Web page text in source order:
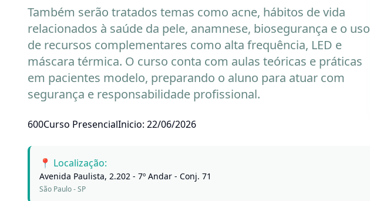
Também serão tratados temas como acne, hábitos de vida
relacionados à saúde da pele, anamnese, biosegurança e o uso
de recursos complementares como alta frequência, LED e
máscara térmica. O curso conta com aulas teóricas e práticas
em pacientes modelo, preparando o aluno para atuar com
segurança e responsabilidade profissional.
600Curso PresencialInicio: 22/06/2026
📍 Localização:
Avenida Paulista, 2.202 - 7º Andar - Conj. 71
São Paulo - SP